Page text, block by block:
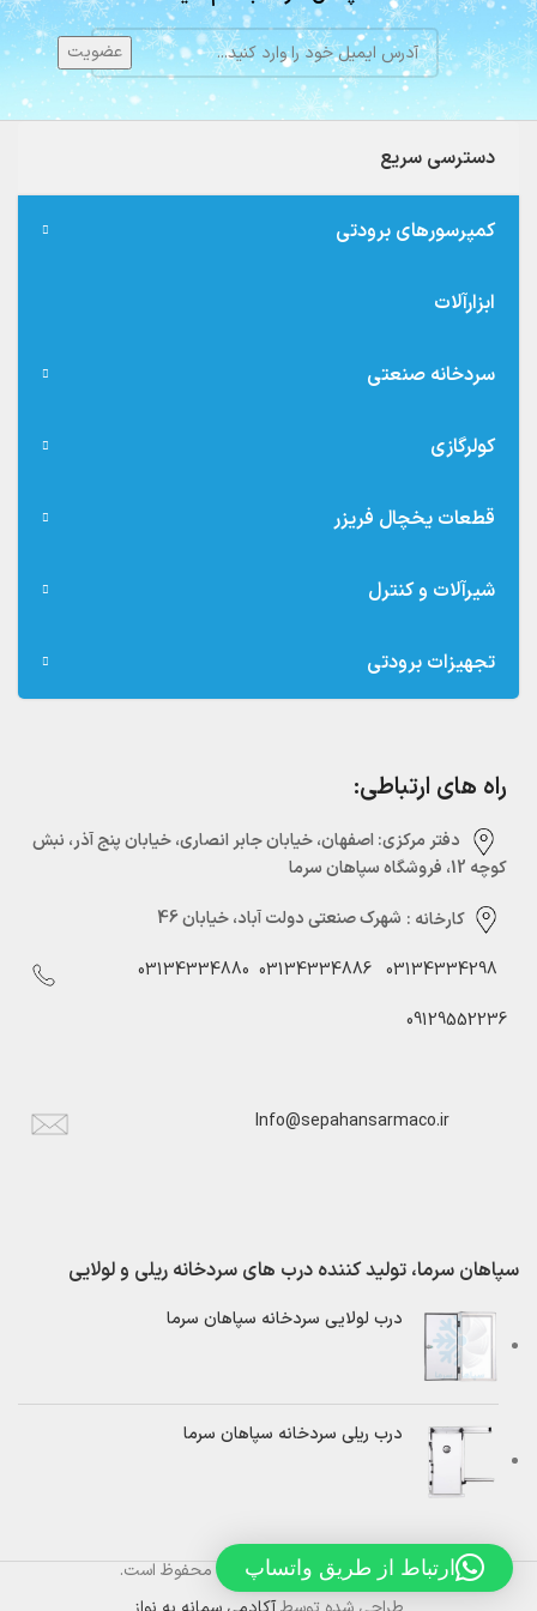
دسترسی سریع
کمپرسورهای برودتی
ابزارآلات
سردخانه صنعتی
کولرگازی
قطعات یخچال فریزر
شیرآلات و کنترل
تجهیزات برودتی
راه های ارتباطی:
دفتر مرکزی:‌ اصفهان، خیابان جابر انصاری، خیابان پنج آذر، نبش
کوچه 12، فروشگاه سپاهان سرما
کارخانه : شهرک صنعتی دولت آباد، خیابان 46
03134334298
03134334886
03134334880
09129552236
Info@sepahansarmaco.ir
سپاهان سرما، تولید کننده درب های سردخانه ریلی و لولایی
درب لولایی سردخانه سپاهان سرما
درب ریلی سردخانه سپاهان سرما
تمام حقوق برایسپاهان سرمامحفوظ است.
ارتباط از طریق واتساپ